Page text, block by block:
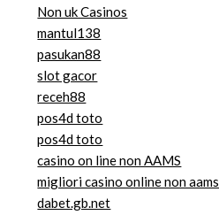
Non uk Casinos
mantul138
pasukan88
slot gacor
receh88
pos4d toto
pos4d toto
casino on line non AAMS
migliori casino online non aams
dabet.gb.net